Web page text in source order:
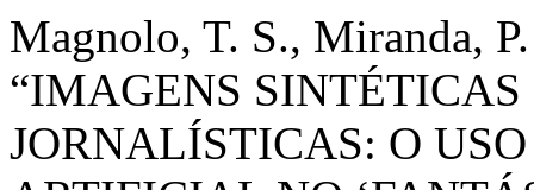
Magnolo, T. S., Miranda,
“IMAGENS
JORNALÍSTICAS: O